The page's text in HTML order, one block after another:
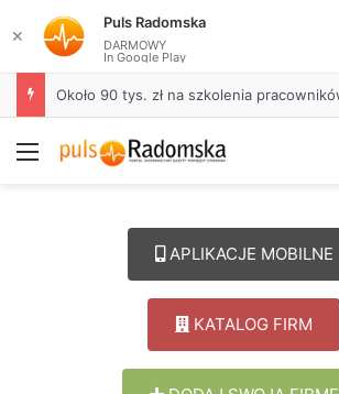
Menu
APLIKACJE MOBILNE
KATALOG FIRM
✕
Puls Radomska
DARMOWY
In Google Play